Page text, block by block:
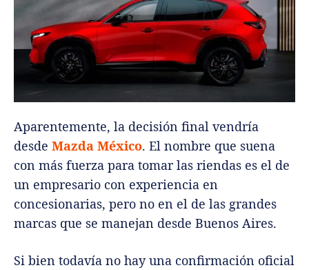
Aparentemente, la decisión final vendría
desde Mazda México. El nombre que suena
con más fuerza para tomar las riendas es el de
un empresario con experiencia en
concesionarias, pero no en el de las grandes
marcas que se manejan desde Buenos Aires.
Si bien todavía no hay una confirmación oficial